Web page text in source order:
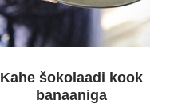
Kahe šokolaadi kook
banaaniga